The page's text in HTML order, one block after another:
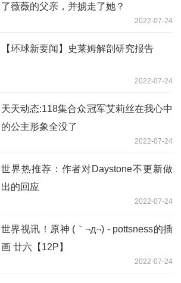
了薇薇的父亲，并掳走了她？
2022-07-24
【环球新要闻】史莱姆解剖研究报告
2022-07-24
天天动态:118集合众冠军艾莉丝在我心中
的公主形象全没了
2022-07-24
世界热推荐：作者对Daystone不更新做
出的回应
2022-07-24
世界视讯！原神 (｀¬д¬) - pottsness的插
画 廿六【12P】
2022-07-24